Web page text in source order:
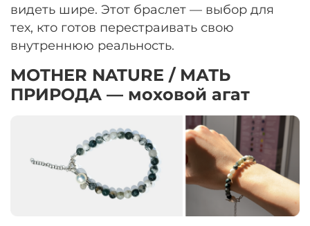
видеть шире. Этот браслет — выбор для
тех, кто готов перестраивать свою
внутреннюю реальность.
MOTHER NATURE / МАТЬ
ПРИРОДА — моховой агат